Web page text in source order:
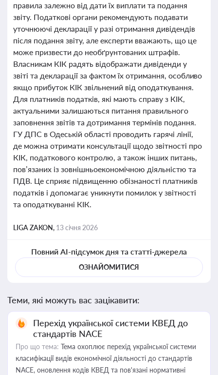
правила залежно від дати їх виплати та подання
звіту. Податкові органи рекомендують подавати
уточнюючі декларації у разі отримання дивідендів
після подання звіту, але експерти вважають, що це
може призвести до необґрунтованих штрафів.
Власникам КІК радять відображати дивіденди у
звіті та декларації за фактом їх отримання, особливо
якщо прибуток КІК звільнений від оподаткування.
Для платників податків, які мають справу з КІК,
актуальними залишаються питання правильного
заповнення звітів та дотримання термінів подання.
ГУ ДПС в Одеській області проводить гарячі лінії,
де можна отримати консультації щодо звітності про
КІК, податкового контролю, а також інших питань,
пов’язаних із зовнішньоекономічною діяльністю та
ПДВ. Це сприяє підвищенню обізнаності платників
податків і допомагає уникнути помилок у звітності
та оподаткуванні КІК.
LIGA ZAKON, 13 січня 2026
Повний AI-підсумок дня та статті-джерела
ОЗНАЙОМИТИСЯ
Теми, які можуть вас зацікавити:
Перехід української системи КВЕД до
стандартів NACE
Про що тема: Тема охоплює перехід української системи
класифікації видів економічної діяльності до стандартів
NACE, оновлення кодів КВЕД та пов'язані нормативні